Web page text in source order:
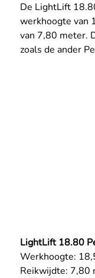
De LightLift
werkhoogte van
van 7,80 meter.
zoals de ander
LightLift 18.80
Werkhoogte:
Reikwijdte: 7,80